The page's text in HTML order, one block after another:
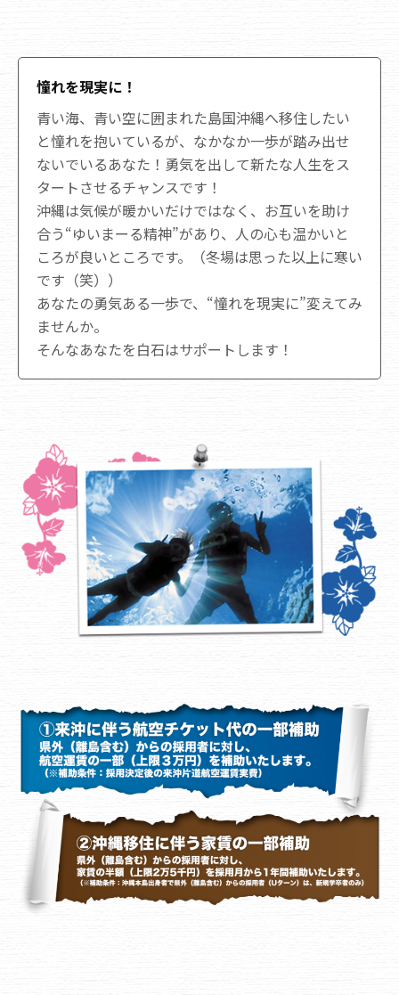
憧れを現実に！
青い海、青い空に囲まれた島国沖縄へ移住したい
と憧れを抱いているが、なかなか一歩が踏み出せ
ないでいるあなた！勇気を出して新たな人生をス
タートさせるチャンスです！
沖縄は気候が暖かいだけではなく、お互いを助け
合う“ゆいまーる精神”があり、人の心も温かいと
ころが良いところです。（冬場は思った以上に寒い
です（笑））
あなたの勇気ある一歩で、“憧れを現実に”変えてみ
ませんか。
そんなあなたを白石はサポートします！